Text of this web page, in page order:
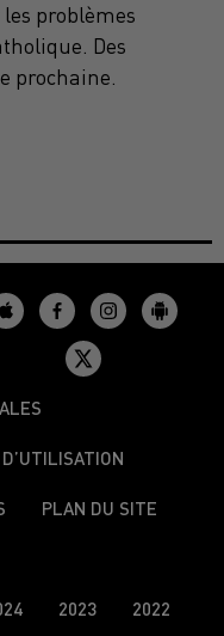
problèmes
Des
prochaine.
PLAN DU SITE
2023 2022